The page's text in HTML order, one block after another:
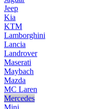
Jeep
Kia
KTM
Lamborghini
Lancia
Landrover
Maserati
Maybach
Mazda
MC Laren
Mercedes